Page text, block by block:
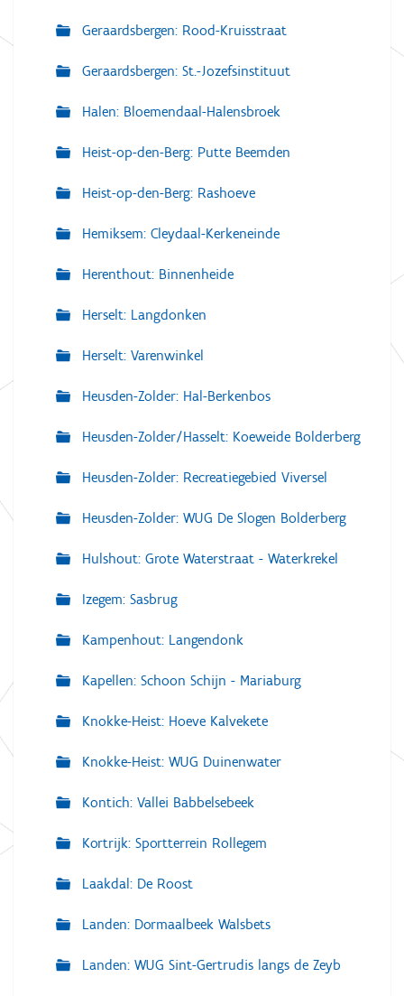
Geraardsbergen: Rood-Kruisstraat
Geraardsbergen: St.-Jozefsinstituut
Halen: Bloemendaal-Halensbroek
Heist-op-den-Berg: Putte Beemden
Heist-op-den-Berg: Rashoeve
Hemiksem: Cleydaal-Kerkeneinde
Herenthout: Binnenheide
Herselt: Langdonken
Herselt: Varenwinkel
Heusden-Zolder: Hal-Berkenbos
Heusden-Zolder/Hasselt: Koeweide Bolderberg
Heusden-Zolder: Recreatiegebied Viversel
Heusden-Zolder: WUG De Slogen Bolderberg
Hulshout: Grote Waterstraat - Waterkrekel
Izegem: Sasbrug
Kampenhout: Langendonk
Kapellen: Schoon Schijn - Mariaburg
Knokke-Heist: Hoeve Kalvekete
Knokke-Heist: WUG Duinenwater
Kontich: Vallei Babbelsebeek
Kortrijk: Sportterrein Rollegem
Laakdal: De Roost
Landen: Dormaalbeek Walsbets
Landen: WUG Sint-Gertrudis langs de Zeyb